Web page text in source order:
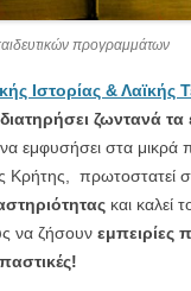
προγραμμάτων
Ιστορίας & Λαϊκής
διατηρήσει ζωντανά τα
εμφυσήσει στα μικρά
Κρήτης, πρωτοστατεί
και καλεί
να ζήσουν εμπειρίες